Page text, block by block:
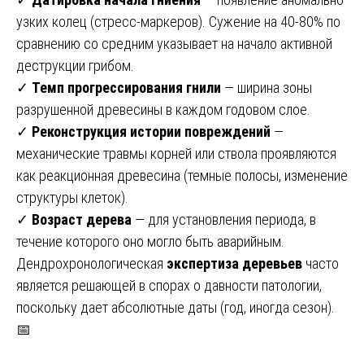
узких колец (стресс-маркеров). Сужение на 40-80% по
сравнению со средним указывает на начало активной
деструкции грибом.
✓ Темп прогрессирования гнили — ширина зоны
разрушенной древесины в каждом годовом слое.
✓ Реконструкция истории повреждений —
механические травмы корней или ствола проявляются
как реакционная древесина (темные полосы, изменение
структуры клеток).
✓ Возраст дерева — для установления периода, в
течение которого оно могло быть аварийным.
Дендрохронологическая экспертиза деревьев часто
является решающей в спорах о давности патологии,
поскольку дает абсолютные даты (год, иногда сезон).
📅